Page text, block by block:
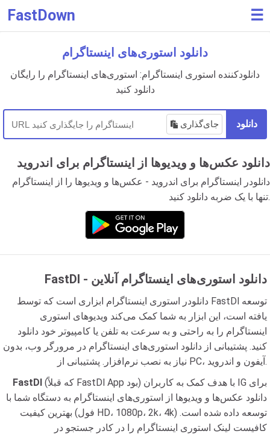
FastDown ☰
دانلود استوری‌های اینستاگرام
دانلودکننده استوری اینستاگرام: استوری‌های اینستاگرام را رایگان
دانلود کنید
جای‌گذاری دانلود
دانلود عکس‌ها و ویدیوها از اینستاگرام برای اندروید
دانلودر اینستاگرام برای اندروید - عکس‌ها و ویدیوها را از اینستاگرام
تنها با یک ضربه دانلود کنید.
FastDl - دانلود استوری‌های اینستاگرام آنلاین
دانلودر استوری اینستاگرام ابزاری است که توسط FastDl توسعه
یافته است، این ابزار به شما کمک می‌کند ویدیوهای استوری
اینستاگرام را به راحتی و به سرعت به تلفن یا کامپیوتر خود دانلود
کنید. پشتیبانی از دانلود استوری‌های اینستاگرام در مرورگر وب، بدون
نیاز به نصب نرم‌افزار. پشتیبانی از PC، آیفون و اندروید.
FastDl (که قبلاً FastDl App بود) با هدف کمک به کاربران IG برای
دانلود عکس‌ها و ویدیوها از استوری‌های اینستاگرام به دستگاه شما با
بهترین کیفیت (فول HD، 1080p، 2k، 4k) توسعه داده شده است.
کافیست لینک استوری اینستاگرام را در کادر جستجو در